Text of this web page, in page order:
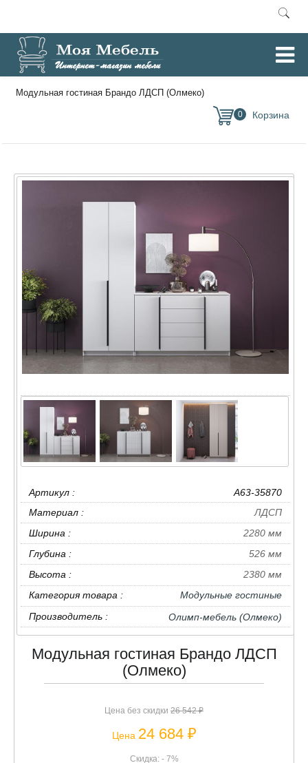
Главная / Модульные гостиные /
Модульная гостиная Брандо ЛДСП (Олмеко)
0
Артикул :
A63-35870
Материал :
ЛДСП
Ширина :
2280 мм
Глубина :
526 мм
Высота :
2380 мм
Категория товара :
Модульные гостиные
Производитель :
Олимп-мебель (Олмеко)
Модульная гостиная Брандо ЛДСП
(Олмеко)
Цена без скидки 26 542 ₽
Цена 24 684 ₽
Скидка: - 7%